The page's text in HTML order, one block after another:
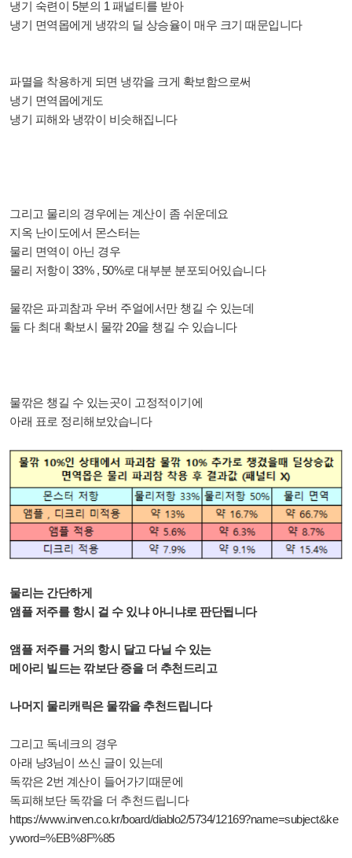
냉기 숙련이 5분의 1 패널티를 받아
냉기 면역몹에게 냉깎의 딜 상승율이 매우 크기 때문입니다
파멸을 착용하게 되면 냉깎을 크게 확보함으로써
냉기 면역몹에게도
냉기 피해와 냉깎이 비슷해집니다
그리고 물리의 경우에는 계산이 좀 쉬운데요
지옥 난이도에서 몬스터는
물리 면역이 아닌 경우
물리 저항이 33% , 50%로 대부분 분포되어있습니다
물깎은 파괴참과 우버 주얼에서만 챙길 수 있는데
둘 다 최대 확보시 물깎 20을 챙길 수 있습니다
물깎은 챙길 수 있는곳이 고정적이기에
아래 표로 정리해보았습니다
물리는 간단하게
앰플 저주를 항시 걸 수 있냐 아니냐로 판단됩니다
앰플 저주를 거의 항시 달고 다닐 수 있는
메아리 빌드는 깎보단 증을 더 추천드리고
나머지 물리캐릭은 물깎을 추천드립니다
그리고 독네크의 경우
아래 냥3님이 쓰신 글이 있는데
독깎은 2번 계산이 들어가기때문에
독피해보단 독깎을 더 추천드립니다
https://www.inven.co.kr/board/diablo2/5734/12169?name=subject&ke
yword=%EB%8F%85